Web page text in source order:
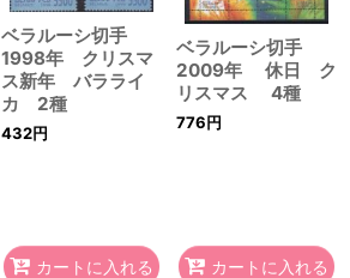
ベラルーシ切手
1998年 クリスマ
ス新年 バラライ
カ 2種
432円
カートに入れる
ベラルーシ切手
2009年 休日 ク
リスマス 4種
776円
カートに入れる